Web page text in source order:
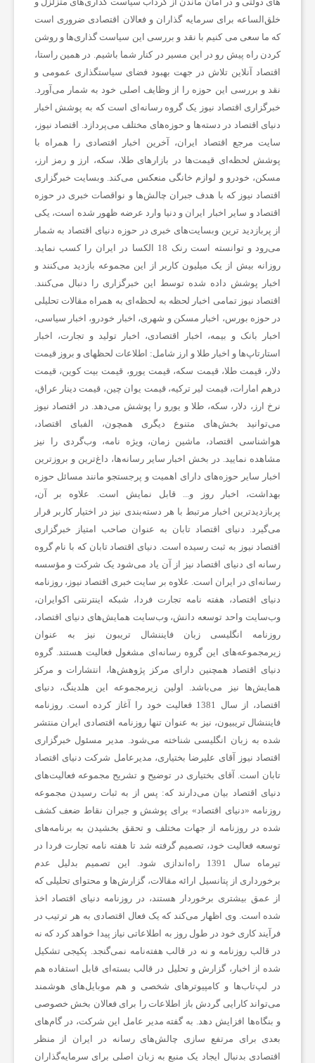
خلق‌الساعه برای سرمایه گذاران و فعالان اقتصادی ضروری است
که ما سعی می کنیم با نقد و بررسی این سیاست گذاری‌ها و روشن
کردن راه پیش رو در این مسیر در کنار شما باشیم. در همین راستا،
اقتصاد آنلاین تلاش در جهت بهبود فضای سیاستگذاری عمومی و
نقد و بررسی این حوزه را از وظایف اصلی خود به شمار می‌آورد.
خبرگزاری اقتصاد نیوز یک گروه رسانه‌ای است که به پوشش اخبار
دنیای اقتصاد در دسته‌ها و حوزه‌های مختلف می‌پردازد. اقتصاد نیوز،
سایت مرجع اقتصاد ایران، آخرین اخبار اقتصادی را همراه با
پوشش لحظه‌ای قیمت‌ها در بازارهای طلا، سکه، ارز و رمز ارز،
مسکن، خودرو و لوازم خانگی منعکس می‌کند. وبسایت خبرگزاری
اقتصاد نیوز که با هدف جبران چالش‌ها و نواقصات خبری در حوزه
اقتصاد و سایر اخبار ایران و دنیا وارد عرضه ظهور شده است، یکی
از پربازدید ترین وبسایت‌های خبری در حوزه دنیای اقتصاد به شمار
می‌رود و توانسته است رنک 18 الکسا در ایران را کسب نماید.
روزانه بیش از یک میلیون کاربر از این مجموعه بازدید می‌کنند و
اخبار پوشش داده شده توسط این خبرگزاری را دنبال می‌کنند.
اقتصاد نیوز تمامی اخبار لحظه به لحظه‌ای به همراه مقالات تحلیلی
در حوزه بورس، اخبار مسکن و شهری، اخبار خودرو، اخبار سیاسی،
اخبار بانک و بیمه، اخبار اقتصادی، اخبار تولید و تجارت، اخبار
استارتاپ‌ها و اخبار طلا و ارز شامل: اطلاعات لحظهای و بروز قیمت
دلار، قیمت طلا، قیمت سکه، قیمت یورو، قیمت بیت کوین، قیمت
درهم امارات، قیمت لیر ترکیه، قیمت یوان چین، قیمت دینار عراق،
نرخ ارز، دلار، سکه، طلا و یورو را پوشش می‌دهد. در اقتصاد نیوز
می‌توانید بخش‌های متنوع دیگری همچون، الفبای اقتصاد،
هواشناسی اقتصاد، ماشین زمان، ویژه نامه، وب‌گردی را نیز
مشاهده نمایید. در بخش اخبار سایر رسانه‌ها، داغ‌ترین و بروزترین
اخبار سایر حوزه‌های دارای اهمیت و پرجستجو مانند مسائل حوزه
بهداشت، اخبار روز و... قابل نمایش است. علاوه بر آن،
پربازدیدترین اخبار مرتبط با هر دسته‌بندی نیز در اختیار کاربر قرار
می‌گیرد. دنیای اقتصاد تابان به عنوان صاحب امتیاز خبرگزاری
اقتصاد نیوز به ثبت رسیده است. دنیای اقتصاد تابان که با نام گروه
رسانه ای دنیای اقتصاد نیز از آن یاد می‌شود یک شرکت و مؤسسه
رسانه‌ای در ایران است. علاوه بر سایت خبری اقتصاد نیوز، روزنامه
دنیای اقتصاد، هفته ‌نامه تجارت فردا، شبکه اینترنتی اکوایران،
وب‌سایت واحد توسعه دانش، وب‌سایت همایش‌های دنیای اقتصاد،
روزنامه انگلیسی ‌زبان فایننشال تریبون نیز به عنوان
زیرمجموعه‌های این گروه رسانه‌ای مشغول فعالیت هستند. گروه
دنیای اقتصاد همچنین دارای مرکز پژوهش‌ها، انتشارات و مرکز
همایش‌ها نیز می‌باشد. اولین زیرمجموعه این هلدینگ، دنیای
اقتصاد، از سال 1381 فعالیت خود را آغاز کرده است. روزنامه
فایننشال تریبیون، نیز به عنوان تنها روزنامه اقتصادی ایران منتشر
شده به زبان انگلیسی شناخته می‌شود. مدیر مسئول خبرگزاری
اقتصاد نیوز آقای علیرضا بختیاری، مدیرعامل شرکت دنیای اقتصاد
تابان است. آقای بختیاری در توضیح و تشریح مجموعه فعالیت‌های
دنیای اقتصاد بیان می‌دارند که: پس از به ثبات رسیدن مجموعه
روزنامه «دنیای اقتصاد» برای پوشش و جبران نقاط ضعف کشف
شده در روزنامه از جهات مختلف و تحقق بخشیدن به برنامه‌های
توسعه فعالیت خود، تصمیم گرفته شد تا هفته نامه تجارت فردا در
تیرماه سال 1391 راه‌اندازی شود. این تصمیم بدلیل عدم
برخورداری از پتانسیل ارائه مقالات، گزارش‌ها و محتوای تحلیلی که
از عمق بیشتری برخوردار هستند، در روزنامه دنیای اقتصاد اخذ
شده است. وی اظهار می‌کند که یک فعال اقتصادی به هر ترتیب در
فرآیند کاری خود در طول روز به اطلاعاتی نیاز پیدا خواهد کرد که نه
در قالب روزنامه و نه در قالب هفته‌نامه نمی‌گنجد. پکیجی تشکیل
شده از اخبار، گزارش و تحلیل در قالب بسته‌ای قابل استفاده هم
در لپ‌تاب‌ها و کامپیوترهای شخصی و هم موبایل‌های هوشمند
می‌تواند کارایی گردش باز اطلاعات را برای فعالان بخش خصوصی
و بنگاه‌ها افزایش دهد. به گفته مدیر عامل این شرکت، در گام‌های
بعدی برای مرتفع سازی چالش‌های رسانه در ایران از منظر
اقتصادی بدنبال ایجاد یک منبع به زبان اصلی برای سرمایه‌گذاران